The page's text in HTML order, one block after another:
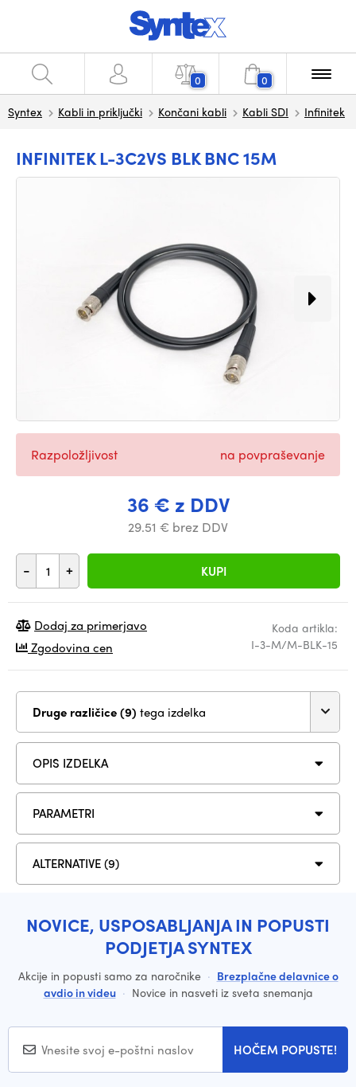
0 0
Syntex Kabli in priključki Končani kabli Kabli SDI Infinitek
INFINITEK L-3C2VS BLK BNC 15M
36 € z DDV
29.51 € brez DDV
- + KUPI
Razpoložljivost na povpraševanje
Koda artikla:
I-3-M/M-BLK-15
Dodaj za primerjavo
Zgodovina cen
Druge različice (9) tega izdelka
OPIS IZDELKA
PARAMETRI
ALTERNATIVE (9)
NOVICE, USPOSABLJANJA IN POPUSTI
PODJETJA SYNTEX
Akcije in popusti samo za naročnike · Brezplačne delavnice o
avdio in videu · Novice in nasveti iz sveta snemanja
HOČEM POPUSTE!